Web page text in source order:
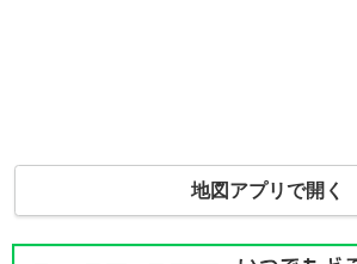
地図アプリで開く